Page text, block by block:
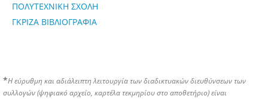
ΠΟΛΥΤΕΧΝΙΚΗ ΣΧΟΛΗ
ΓΚΡΙΖΑ ΒΙΒΛΙΟΓΡΑΦΙΑ
*Η εύρυθμη και αδιάλειπτη λειτουργία των διαδικτυακών διευθύνσεων των
συλλογών (ψηφιακό αρχείο, καρτέλα τεκμηρίου στο αποθετήριο) είναι